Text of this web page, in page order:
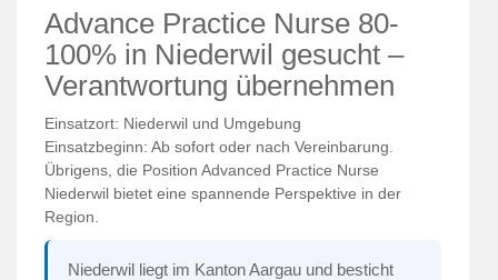
Advance Practice Nurse 80-
100% in Niederwil gesucht –
Verantwortung übernehmen
Einsatzort: Niederwil und Umgebung
Einsatzbeginn: Ab sofort oder nach Vereinbarung.
Übrigens, die Position Advanced Practice Nurse
Niederwil bietet eine spannende Perspektive in der
Region.
Niederwil liegt im Kanton Aargau und besticht